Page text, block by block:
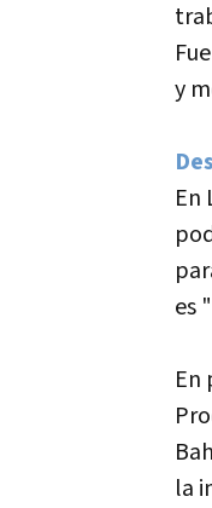
y
En
es
En
la